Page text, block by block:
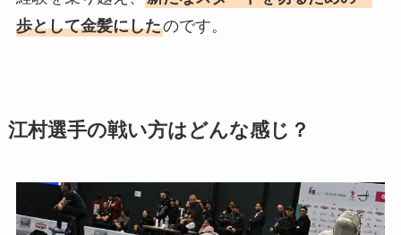
歩として金髪にしたのです。
江村選手の戦い方はどんな感じ？